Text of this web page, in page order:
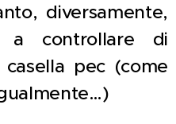
diversamente,
a controllare di
pec (come